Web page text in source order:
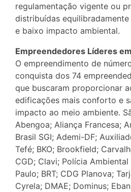
regulamentação vigente ou
distribuídas
e baixo impacto ambiental.
Empreendedores Líderes
O empreendimento de
conquista dos 74
que buscaram proporcionar
edificações mais conforto e
impacto ao meio ambiente.
Abengoa; Aliança Francesa;
Brasil SGI; Ademi-DF;
Tefé; BKO; Brookfield;
CGD; Clavi; Polícia
Paulo; BRT; CDG Planova;
Cyrela; DMAE; Dominus;